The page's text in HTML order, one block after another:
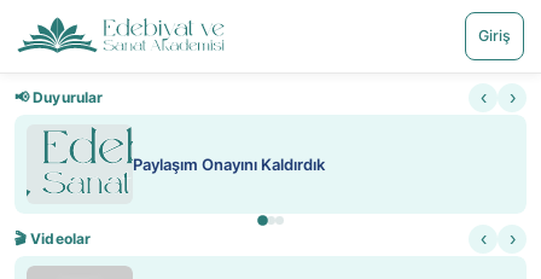
Giriş
📢 Duyurular ‹ ›
Paylaşım Onayını Kaldırdık
🎬 Videolar ‹ ›